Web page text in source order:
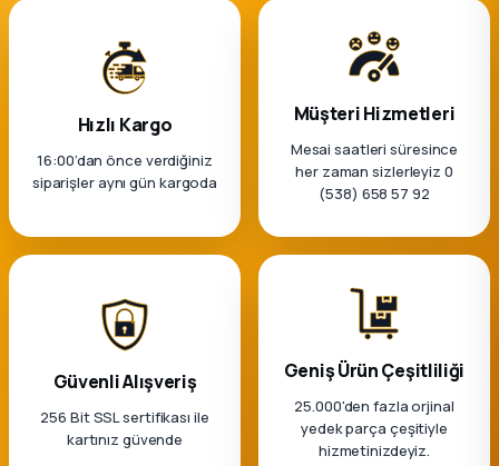
Hızlı Kargo
16:00’dan önce verdiğiniz
siparişler aynı gün kargoda
Müşteri Hizmetleri
Mesai saatleri süresince
her zaman sizlerleyiz 0
(538) 658 57 92
Güvenli Alışveriş
256 Bit SSL sertifikası ile
kartınız güvende
Geniş Ürün Çeşitliliği
25.000'den fazla orjinal
yedek parça çeşitiyle
hizmetinizdeyiz.